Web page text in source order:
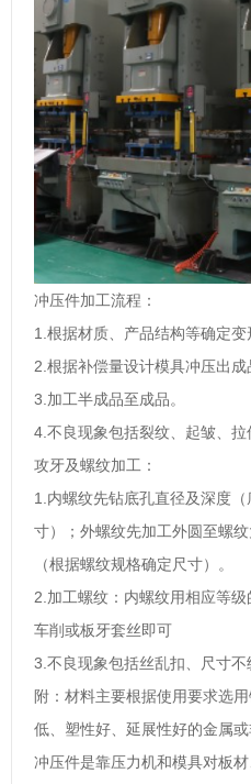
冲压件加工流程：
1.根据材质、产品结构等确定变
2.根据补偿量设计模具冲压出成
3.加工半成品至成品。
4.不良现象包括裂纹、起皱、拉
攻牙及螺纹加工：
1.内螺纹先钻底孔直径及深度
寸）；外螺纹先加工外圆至螺
（根据螺纹规格确定尺寸）。
2.加工螺纹：内螺纹用相应等
车削或板牙套丝即可
3.不良现象包括丝乱扣、尺寸不
附：材料主要根据使用要求选
低、塑性好、延展性好的金属或
冲压件是靠压力机和模具对板